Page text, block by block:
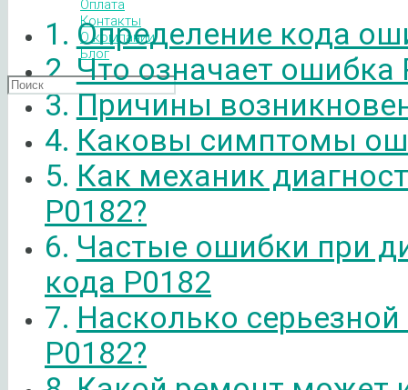
Оплата
Контакты
О компании
Блог
Определение кода
Что означает ошибка
Причины
Каковы симптомы
Как механик
P0182?
Частые ошибки при
кода P0182
Насколько
P0182?